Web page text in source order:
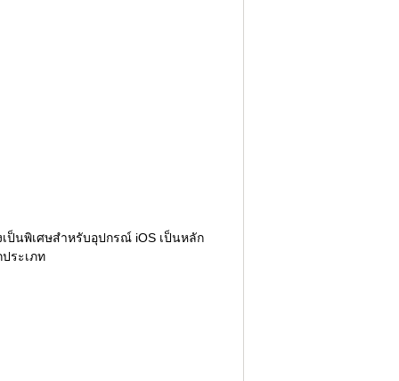
ป็นพิเศษสำหรับอุปกรณ์ iOS เป็นหลัก
ระเภท